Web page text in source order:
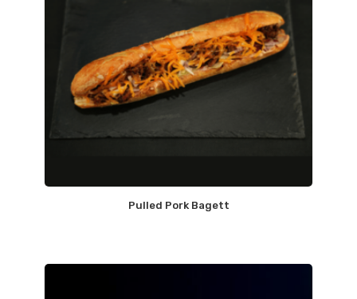
Pulled Pork Bagett